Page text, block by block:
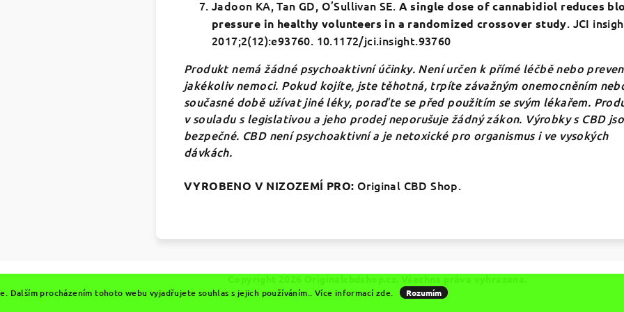
Dalším procházením tohoto webu vyjadřujete souhlas s jejich používáním.. Více informací zde. Rozumím
Jadoon KA, Tan GD, O’Sullivan SE. A single dose of cannabidiol reduces
pressure in healthy volunteers in a randomized crossover study. JCI
2017;2(12):e93760. 10.1172/jci.insight.93760
Produkt nemá žádné psychoaktivní účinky. Není určen k přímé léčbě nebo
jakékoliv nemoci. Pokud kojíte, jste těhotná, trpíte závažným onemocněním
současné době užívat jiné léky, poraďte se před použitím se svým lékařem.
v souladu s legislativou a jeho prodej neporušuje žádný zákon. Výrobky s CBD
bezpečné. CBD není psychoaktivní a je netoxické pro organismus i ve vysokých
dávkách.
VYROBENO V NIZOZEMÍ PRO: Original CBD Shop.